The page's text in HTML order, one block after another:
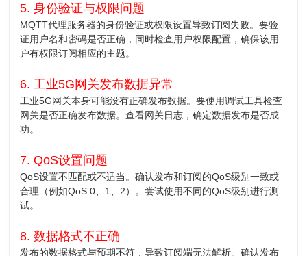
5. 身份验证与权限问题
MQTT代理服务器的身份验证或权限设置导致订阅失败。要验
证用户名和密码是否正确，同时检查用户权限配置，确保该用
户有权限订阅相应的主题。
6. 工业5G网关发布数据异常
工业5G网关本身可能没有正确发布数据。要使用调试工具检查
网关是否正确发布数据。查看网关日志，确定数据发布是否成
功。
7. QoS设置问题
QoS设置不匹配或不适当。确认发布和订阅的QoS级别一致或
合理（例如QoS 0、1、2）。尝试使用不同的QoS级别进行测
试。
8. 数据格式不正确
发布的数据格式与预期不符，导致订阅端无法解析。确认发布